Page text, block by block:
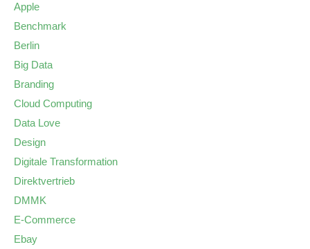
Apple
Benchmark
Berlin
Big Data
Branding
Cloud Computing
Data Love
Design
Digitale Transformation
Direktvertrieb
DMMK
E-Commerce
Ebay